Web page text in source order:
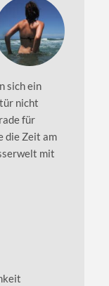
sich ein
nicht
für
die Zeit am
mit